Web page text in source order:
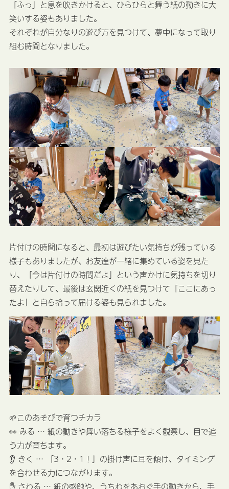
「ふっ」と息を吹きかけると、ひらひらと舞う紙の動きに大
笑いする姿もありました。
それぞれが自分なりの遊び方を見つけて、夢中になって取り
組む時間となりました。
片付けの時間になると、最初は遊びたい気持ちが残っている
様子もありましたが、お友達が一緒に集めている姿を見た
り、「今は片付けの時間だよ」という声かけに気持ちを切り
替えたりして、最後は玄関近くの紙を見つけて「ここにあっ
たよ」と自ら拾って届ける姿も見られました。
🌱このあそびで育つチカラ
👀 みる … 紙の動きや舞い落ちる様子をよく観察し、目で追
う力が育ちます。
👂 きく … 「3・2・1！」の掛け声に耳を傾け、タイミング
を合わせる力につながります。
✋ さわる … 紙の感触や、うちわをあおぐ手の動きから、手